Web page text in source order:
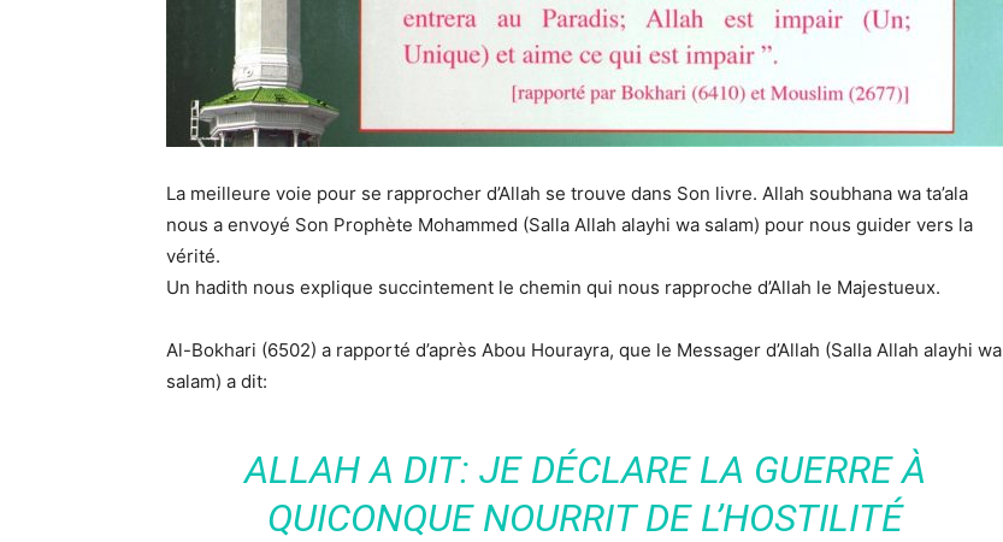
La meilleure voie pour se rapprocher d’Allah se trouve dans Son livre. Allah soubhana wa ta’ala
nous a envoyé Son Prophète Mohammed (Salla Allah alayhi wa salam) pour nous guider vers la
vérité.
Un hadith nous explique succintement le chemin qui nous rapproche d’Allah le Majestueux.
Al-Bokhari (6502) a rapporté d’après Abou Hourayra, que le Messager d’Allah (Salla Allah alayhi wa
salam) a dit:
ALLAH A DIT: JE DÉCLARE LA GUERRE À
QUICONQUE NOURRIT DE L’HOSTILITÉ